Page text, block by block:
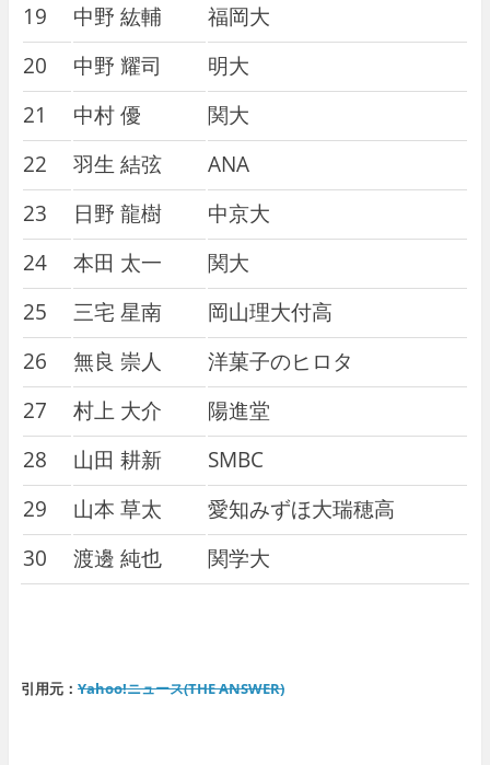
19
中野 紘輔
福岡大
20
中野 耀司
明大
21
中村 優
関大
22
羽生 結弦
ANA
23
日野 龍樹
中京大
24
本田 太一
関大
25
三宅 星南
岡山理大付高
26
無良 崇人
洋菓子のヒロタ
27
村上 大介
陽進堂
28
山田 耕新
SMBC
29
山本 草太
愛知みずほ大瑞穂高
30
渡邊 純也 関学大
引用元： Yahoo!ニュース(THE ANSWER)